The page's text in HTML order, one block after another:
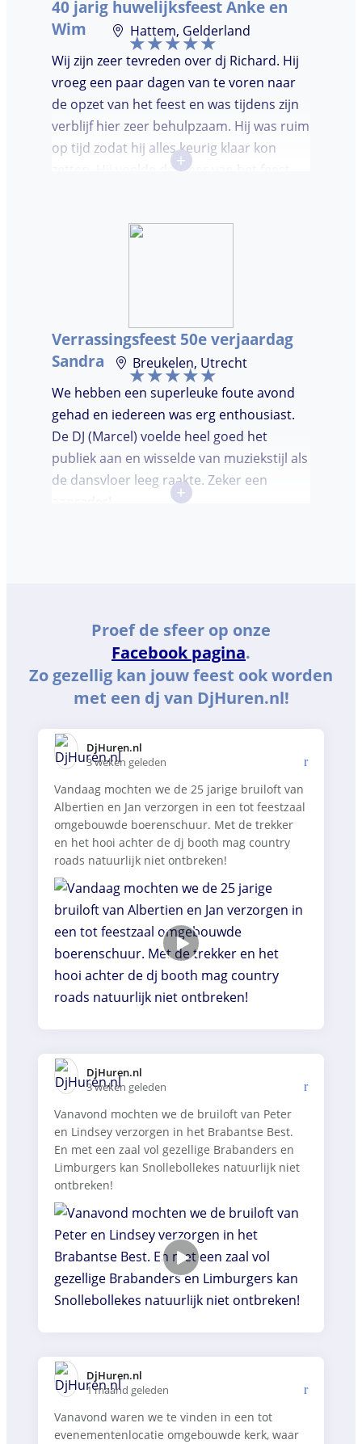
moest worden. Er was de mogelijkheid om
verzoeknummers aan te vragen.
40 jarig huwelijksfeest Anke en
Wim
Hattem, Gelderland
Wij zijn zeer tevreden over dj Richard. Hij
vroeg een paar dagen van te voren naar
de opzet van het feest en was tijdens zijn
verblijf hier zeer behulpzaam. Hij was ruim
op tijd zodat hij alles keurig klaar kon
zetten. Hij voelde de sfeer van het feest
doorpraatte. Het was heel leuk dat er
+
Verrassingsfeest 50e verjaardag
Sandra
Breukelen, Utrecht
We hebben een superleuke foute avond
gehad en iedereen was erg enthousiast.
De DJ (Marcel) voelde heel goed het
publiek aan en wisselde van muziekstijl als
de dansvloer leeg raakte. Zeker een
+
Proef de sfeer op onze
Facebook pagina.
Zo gezellig kan jouw feest ook worden
met een dj van DjHuren.nl!
DjHuren.nl️
3 weken geleden
Vandaag mochten we de 25 jarige bruiloft van
Albertien en Jan verzorgen in een tot feestzaal
omgebouwde boerenschuur. Met de trekker
en het hooi achter de dj booth mag country
roads natuurlijk niet ontbreken!
DjHuren.nl️
3 weken geleden
Vanavond mochten we de bruiloft van Peter
en Lindsey verzorgen in het Brabantse Best.
En met een zaal vol gezellige Brabanders en
Limburgers kan Snollebollekes natuurlijk niet
ontbreken!
DjHuren.nl️
1 maand geleden
Vanavond waren we te vinden in een tot
evenementenlocatie omgebouwde kerk, waar